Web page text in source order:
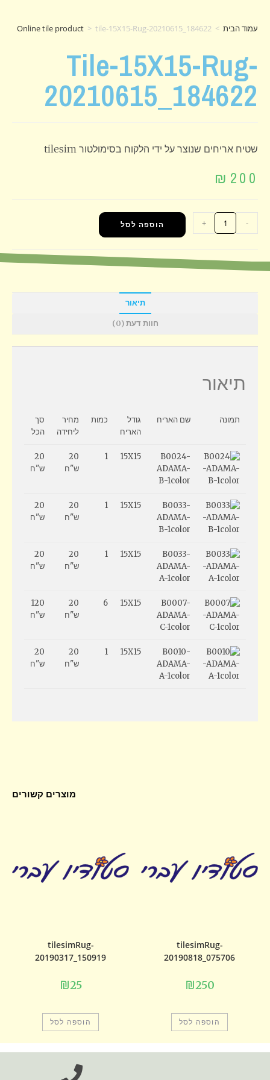
עמוד הבית >
Online tile product > tile-15X15-Rug-20210615_184622
Tile-15X15-Rug-
20210615_184622
שטיח אריחים שנוצר על ידי הלקוח בסימולטור tilesim
₪ 200
-
+ הוספה לסל
מוצרים קשורים
tilesimRug-
20190818_075706
₪250
הוספה לסל
tilesimRug-
20190317_150919
₪25
הוספה לסל
תיאור
חוות דעת (0)
תיאור
תמונה שם האריח
גודל
האריח
כמות
מחיר
ליחידה
סך
הכל
B0024-
ADAMA-
B-1color
15X15
1
20
ש"ח
20
ש"ח
B0033-
ADAMA-
B-1color
15X15
1
20
ש"ח
20
ש"ח
B0033-
ADAMA-
A-1color
15X15
1
20
ש"ח
20
ש"ח
B0007-
ADAMA-
C-1color
15X15
6
20
ש"ח
120
ש"ח
B0010-
ADAMA-
A-1color
15X15
1
20
ש"ח
20
ש"ח